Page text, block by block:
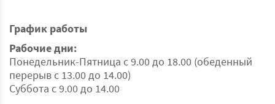
График работы
Рабочие дни:
Понедельник-Пятница с 9.00 до 18.00 (обеденный
перерыв с 13.00 до 14.00)
Суббота с 9.00 до 14.00